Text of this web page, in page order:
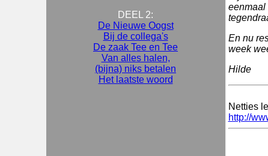
DEEL 2:
De Nieuwe Oogst
Bij de collega's
De zaak Tee en Tee
Van alles halen,
(bijna) niks betalen
Het laatste woord
eenmaal
En nu
week
Hilde
Netties
http://